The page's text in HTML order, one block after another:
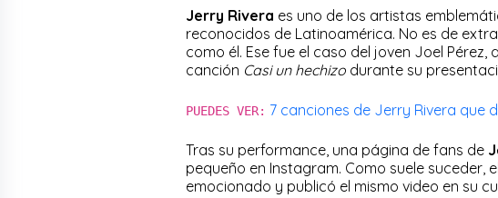
Jerry Rivera es uno de los artistas
reconocidos de Latinoamérica. No es de
como él. Ese fue el caso del joven Joel
canción Casi un hechizo durante su
PUEDES VER: 7 canciones de Jerry Rivera que
Tras su performance, una página de fans de
pequeño en Instagram. Como suele suceder,
emocionado y publicó el mismo video en su